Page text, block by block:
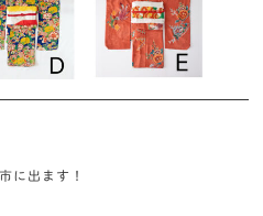
に出ます！